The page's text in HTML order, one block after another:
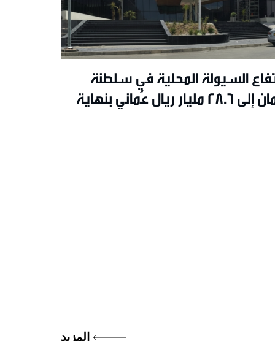
السيولة المحلية في سلطنة
عُمان إلى 28.6 مليار ريال عُماني بنهاية
المزيد